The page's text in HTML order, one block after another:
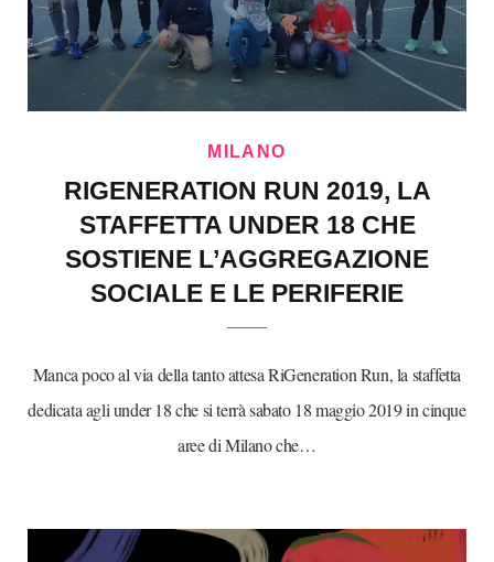
MILANO
RIGENERATION RUN 2019, LA
STAFFETTA UNDER 18 CHE
SOSTIENE L’AGGREGAZIONE
SOCIALE E LE PERIFERIE
Manca poco al via della tanto attesa RiGeneration Run, la staffetta
dedicata agli under 18 che si terrà sabato 18 maggio 2019 in cinque
aree di Milano che…